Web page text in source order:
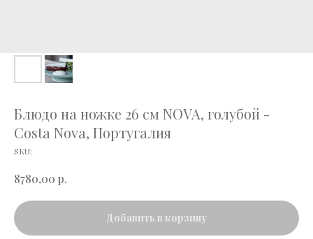
Блюдо на ножке 26 см NOVA, голубой -
Costa Nova, Португалия
SKU:
8780,00 р.
Добавить в корзину